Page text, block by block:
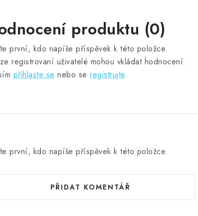
produktu (0)
první, kdo napíše příspěvek k této položce.
registrovaní uživatelé mohou vkládat hodnocení.
přihlaste se nebo se registrujte.
první, kdo napíše příspěvek k této položce.
PŘIDAT KOMENTÁŘ